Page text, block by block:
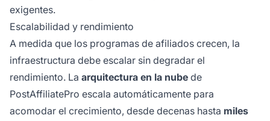
exigentes.
Escalabilidad y rendimiento
A medida que los programas de afiliados crecen, la
infraestructura debe escalar sin degradar el
rendimiento. La arquitectura en la nube de
PostAffiliatePro escala automáticamente para
acomodar el crecimiento, desde decenas hasta miles